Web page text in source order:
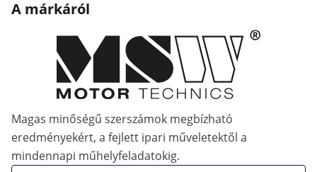
A márkáról
Magas minőségű szerszámok megbízható
eredményekért, a fejlett ipari műveletektől a
mindennapi műhelyfeladatokig.